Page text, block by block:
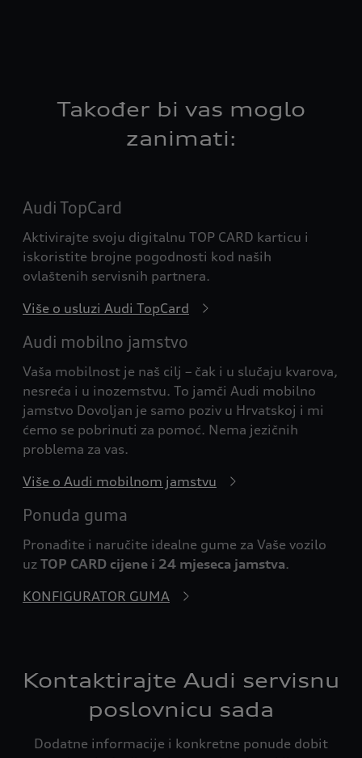
Također bi vas moglo
zanimati:
Audi TopCard
Aktivirajte svoju digitalnu TOP CARD karticu i
iskoristite brojne pogodnosti kod naših
ovlaštenih servisnih partnera.
Više o usluzi Audi TopCard
Audi mobilno jamstvo
Vaša mobilnost je naš cilj – čak i u slučaju kvarova,
nesreća i u inozemstvu. To jamči Audi mobilno
jamstvo Dovoljan je samo poziv u Hrvatskoj i mi
ćemo se pobrinuti za pomoć. Nema jezičnih
problema za vas.
Više o Audi mobilnom jamstvu
Ponuda guma
Pronađite i naručite idealne gume za Vaše vozilo
uz TOP CARD cijene i 24 mjeseca jamstva.
KONFIGURATOR GUMA
Kontaktirajte Audi servisnu
poslovnicu sada
Dodatne informacije i konkretne ponude dobit